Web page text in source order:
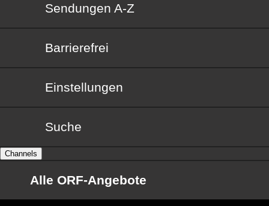
Sendungen von A bis Z
Sendungen A-Z
Barrierefrei
Barrierefrei
Einstellungen
Suche
Channels
Alle ORF-Angebote